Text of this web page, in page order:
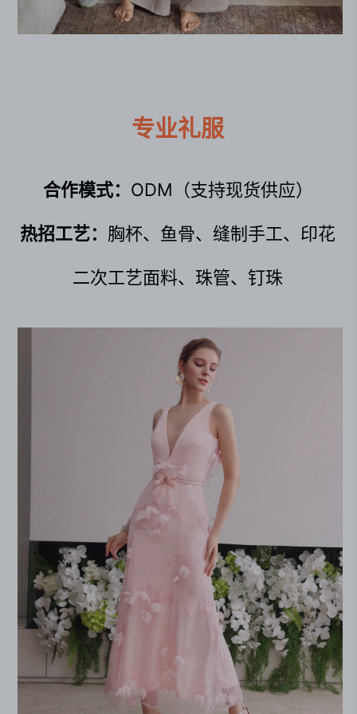
专业礼服
合作模式： ODM（支持现货供应）
热招工艺： 胸杯、鱼骨、缝制手工、印花
二次工艺面料、珠管、钉珠